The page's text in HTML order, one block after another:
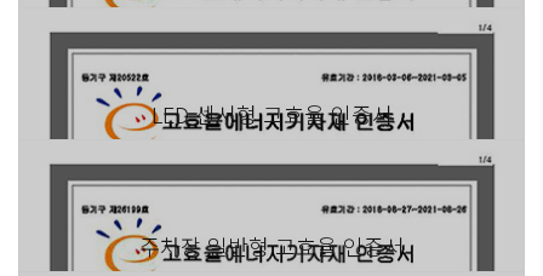
LED 센서형 고효율 인증서
주차장 일반형 고효율 인증서